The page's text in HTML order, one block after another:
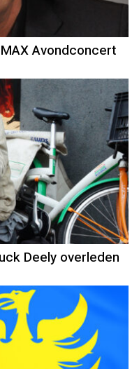
Avondconcert
Deely overleden